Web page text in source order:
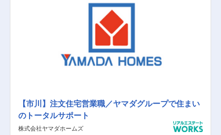
の調査 ■契約関連の事務作業 ■引き渡し後のアフ
最大手である「ヤマダ」ホールディングスの不動
産領域を担当する同社での募集となります。ヤマ
ダホールディングスグループのグループシナジー
を活用した集客導線が確立されており、安定して
働くことが可能です。また、飛び込み営業はほと
んどなく、展示場にお越しいただいたお客様や資
料請求されたお客様の対応が主になります。
【市川】注文住宅営業職／ヤマダグループで住まい
のトータルサポート
株式会社ヤマダホームズ